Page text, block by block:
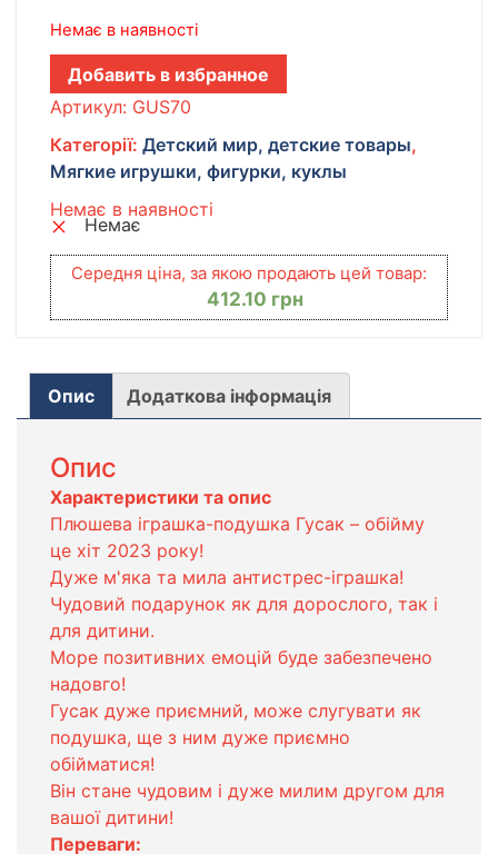
Немає в наявності
Добавить в избранное
Артикул: GUS70
Категорії: Детский мир, детские товары,
Мягкие игрушки, фигурки, куклы
Немає в наявності
Немає
Середня ціна, за якою продають цей товар:
412.10 грн
Опис Додаткова інформація
Опис
Характеристики та опис
Плюшева іграшка-подушка Гусак – обійму
це хіт 2023 року!
Дуже м'яка та мила антистрес-іграшка!
Чудовий подарунок як для дорослого, так і
для дитини.
Море позитивних емоцій буде забезпечено
надовго!
Гусак дуже приємний, може слугувати як
подушка, ще з ним дуже приємно
обійматися!
Він стане чудовим і дуже милим другом для
вашої дитини!
Переваги: